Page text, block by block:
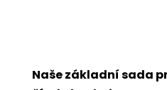
Naše základní sada